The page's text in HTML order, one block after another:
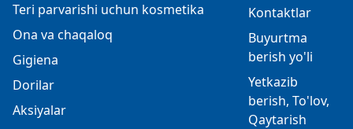
Teri parvarishi uchun kosmetika
Ona va chaqaloq
Gigiena
Dorilar
Aksiyalar
Kontaktlar
Buyurtma
berish yo'li
Yetkazib
berish, To'lov,
Qaytarish